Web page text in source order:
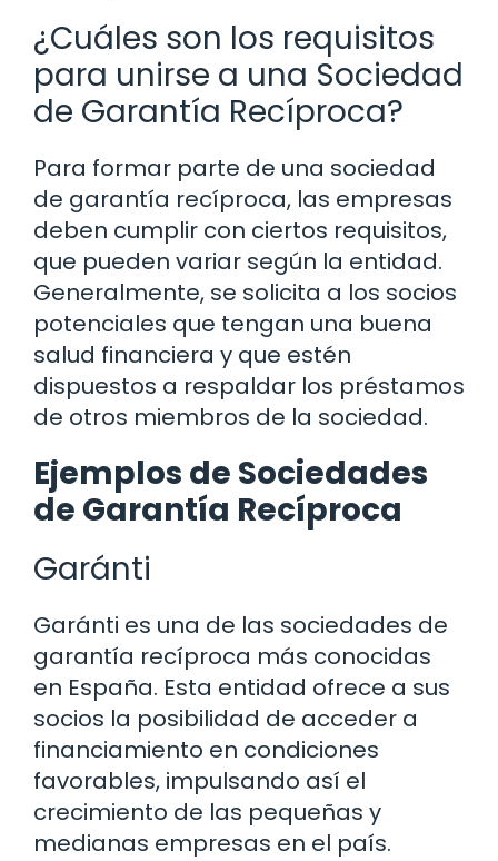
¿Cuáles son los requisitos
para unirse a una Sociedad
de Garantía Recíproca?
Para formar parte de una sociedad
de garantía recíproca, las empresas
deben cumplir con ciertos requisitos,
que pueden variar según la entidad.
Generalmente, se solicita a los socios
potenciales que tengan una buena
salud financiera y que estén
dispuestos a respaldar los préstamos
de otros miembros de la sociedad.
Ejemplos de Sociedades
de Garantía Recíproca
Garánti
Garánti es una de las sociedades de
garantía recíproca más conocidas
en España. Esta entidad ofrece a sus
socios la posibilidad de acceder a
financiamiento en condiciones
favorables, impulsando así el
crecimiento de las pequeñas y
medianas empresas en el país.